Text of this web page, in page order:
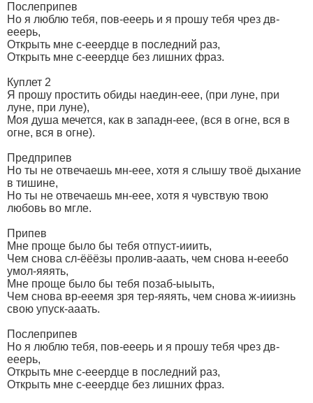
Послеприпев
Но я люблю тебя, пов-ееерь и я прошу тебя чрез дв-
ееерь,
Открыть мне с-ееердце в последний раз,
Открыть мне с-ееердце без лишних фраз.
Куплет 2
Я прошу простить обиды наедин-еее, (при луне, при
луне, при луне),
Моя душа мечется, как в западн-еее, (вся в огне, вся в
огне, вся в огне).
Предприпев
Но ты не отвечаешь мн-еее, хотя я слышу твоё дыхание
в тишине,
Но ты не отвечаешь мн-еее, хотя я чувствую твою
любовь во мгле.
Припев
Мне проще было бы тебя отпуст-ииить,
Чем снова сл-ёёёзы пролив-ааать, чем снова н-ееебо
умол-яяять,
Мне проще было бы тебя позаб-ыыыть,
Чем снова вр-ееемя зря тер-яяять, чем снова ж-ииизнь
свою упуск-ааать.
Послеприпев
Но я люблю тебя, пов-ееерь и я прошу тебя чрез дв-
ееерь,
Открыть мне с-ееердце в последний раз,
Открыть мне с-ееердце без лишних фраз.